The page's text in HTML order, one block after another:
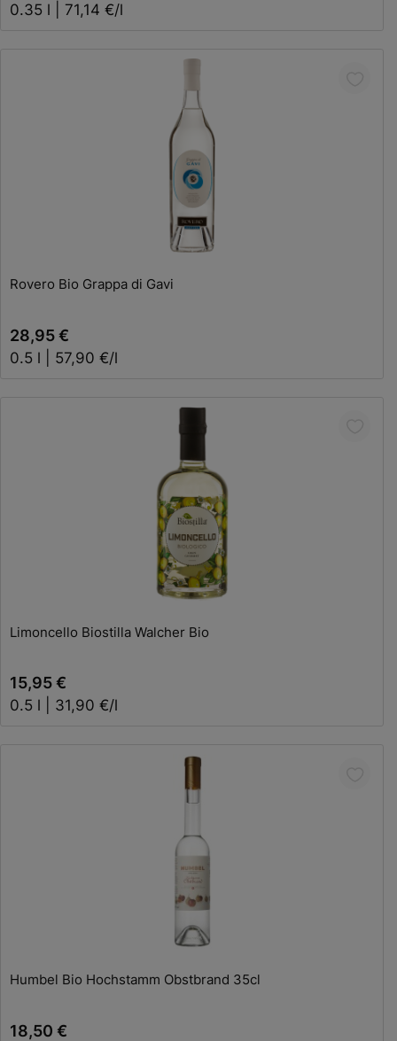
0.35 l | 71,14 €/l
Rovero Bio Grappa di Gavi
28,95 €
0.5 l | 57,90 €/l
In den Warenkorb
Limoncello Biostilla Walcher Bio
15,95 €
0.5 l | 31,90 €/l
Humbel Bio Hochstamm Obstbrand 35cl
18,50 €